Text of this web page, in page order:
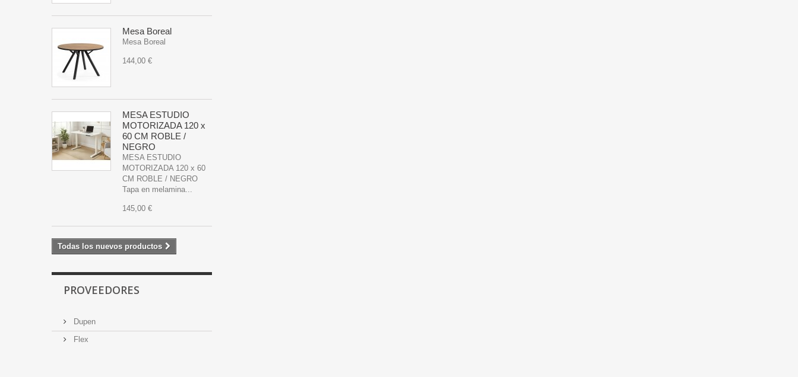
Mesa Boreal
Mesa Boreal
144,00 €
MESA ESTUDIO
MOTORIZADA 120 x
60 CM ROBLE /
NEGRO
MESA ESTUDIO
MOTORIZADA 120 x 60
CM ROBLE / NEGRO
Tapa en melamina...
145,00 €
Todas los nuevos productos
PROVEEDORES
Dupen
Flex